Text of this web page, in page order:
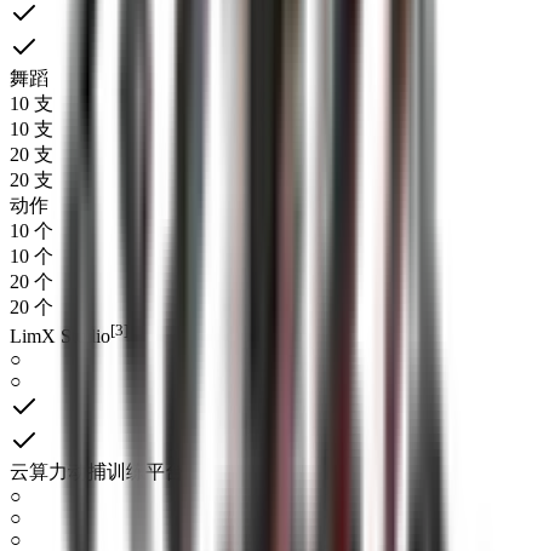
舞蹈
10 支
10 支
20 支
20 支
动作
10 个
10 个
20 个
20 个
LimX Studio[3]
○
○
云算力动捕训练平台
○
○
○